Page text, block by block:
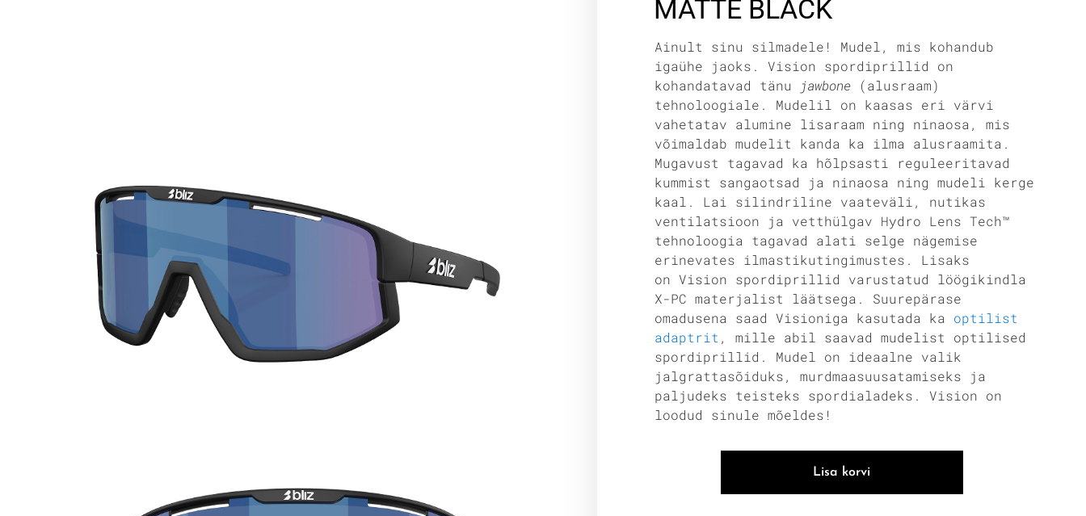
MATTE BLACK
Ainult sinu silmadele! Mudel, mis kohandub
igaühe jaoks. Vision spordiprillid on
kohandatavad tänu
jawbone (alusraam)
tehnoloogiale. Mudelil on kaasas eri värvi
vahetatav alumine lisaraam ning ninaosa, mis
võimaldab mudelit kanda ka ilma alusraamita.
Mugavust tagavad ka hõlpsasti reguleeritavad
kummist sangaotsad ja ninaosa ning mudeli kerge
kaal. Lai silindriline vaateväli, nutikas
ventilatsioon ja vetthülgav Hydro Lens Tech™
tehnoloogia tagavad alati selge nägemise
erinevates ilmastikutingimustes. Lisaks
on Vision spordiprillid varustatud löögikindla
X-PC materjalist läätsega. Suurepärase
omadusena saad Visioniga kasutada ka optilist
adaptrit , mille abil saavad mudelist optilised
spordiprillid. Mudel on ideaalne valik
jalgrattasõiduks, murdmaasuusatamiseks ja
paljudeks teisteks spordialadeks. Vision on
loodud sinule mõeldes!
Lisa korvi